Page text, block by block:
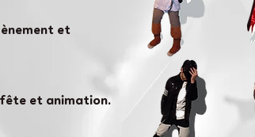
et
fête et animation.